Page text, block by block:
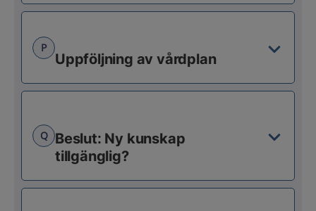
P
Uppföljning av vårdplan
Q
Beslut: Ny kunskap
tillgänglig?